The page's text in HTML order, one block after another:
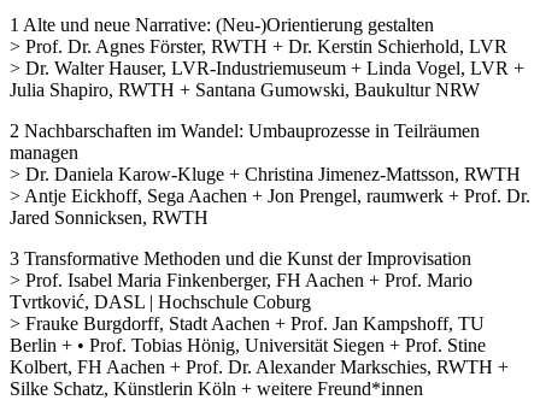
1 Alte und neue Narrative: (Neu-)Orientierung gestalten
> Prof. Dr. Agnes Förster, RWTH + Dr. Kerstin Schierhold, LVR
> Dr. Walter Hauser, LVR-Industriemuseum + Linda Vogel, LVR +
Julia Shapiro, RWTH + Santana Gumowski, Baukultur NRW
2 Nachbarschaften im Wandel: Umbauprozesse in Teilräumen
managen
> Dr. Daniela Karow-Kluge + Christina Jimenez-Mattsson, RWTH
> Antje Eickhoff, Sega Aachen + Jon Prengel, raumwerk + Prof. Dr.
Jared Sonnicksen, RWTH
3 Transformative Methoden und die Kunst der Improvisation
> Prof. Isabel Maria Finkenberger, FH Aachen + Prof. Mario
Tvrtković, DASL | Hochschule Coburg
> Frauke Burgdorff, Stadt Aachen + Prof. Jan Kampshoff, TU
Berlin + • Prof. Tobias Hönig, Universität Siegen + Prof. Stine
Kolbert, FH Aachen + Prof. Dr. Alexander Markschies, RWTH +
Silke Schatz, Künstlerin Köln + weitere Freund*innen